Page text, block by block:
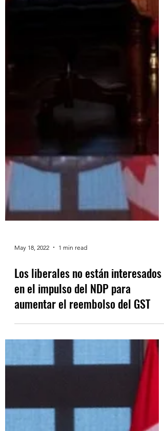
May 18, 2022 1 min read
Los liberales no están interesados ​​​​